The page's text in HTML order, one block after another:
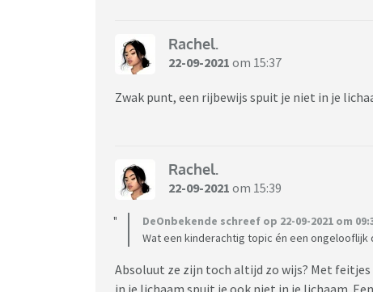
Rachel.
22-09-2021 om 15:37
Zwak punt, een rijbewijs spuit je niet in je
Rachel.
22-09-2021 om 15:39
DeOnbekende schreef op 22-09-2021 om
Wat een kinderachtig topic én een
Absoluut ze zijn toch altijd zo wijs? Met
in je lichaam spuit je ook niet in je lichaam.